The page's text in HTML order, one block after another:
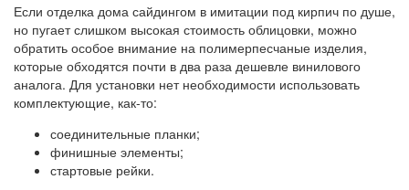
Если отделка дома сайдингом в имитации под кирпич по душе,
но пугает слишком высокая стоимость облицовки, можно
обратить особое внимание на полимерпесчаные изделия,
которые обходятся почти в два раза дешевле винилового
аналога. Для установки нет необходимости использовать
комплектующие, как-то:
соединительные планки;
финишные элементы;
стартовые рейки.